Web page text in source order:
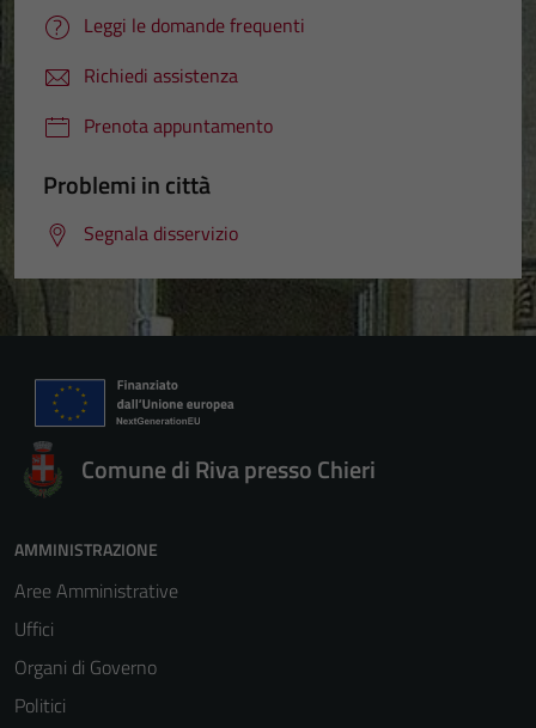
Leggi le domande frequenti
Richiedi assistenza
Prenota appuntamento
Problemi in città
Segnala disservizio
Comune di Riva presso Chieri
AMMINISTRAZIONE
Aree Amministrative
Uffici
Organi di Governo
Politici
per il
funzionamento